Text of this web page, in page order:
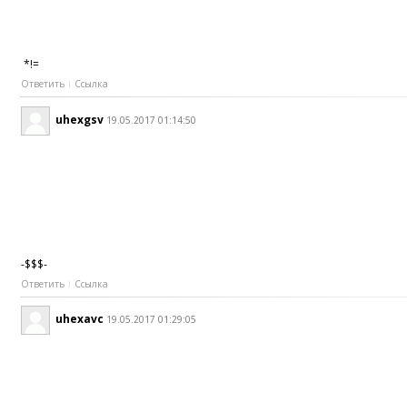
*!=
Ответить Ссылка
uhexgsv 19.05.2017 01:14:50
-$$$-
Ответить Ссылка
uhexavc 19.05.2017 01:29:05